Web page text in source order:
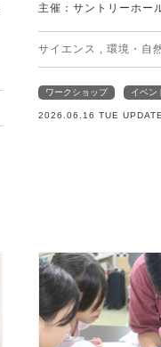
主催：サントリーホー
サイエンス , 環境・自
ワークショップ イベン
2026.06.16 TUE